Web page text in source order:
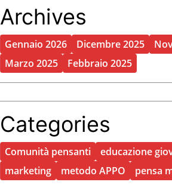
Archives
Gennaio 2026 Dicembre 2025
Marzo 2025
Febbraio 2025
Categories
Comunità pensanti educazione
marketing
metodo APPO pensa